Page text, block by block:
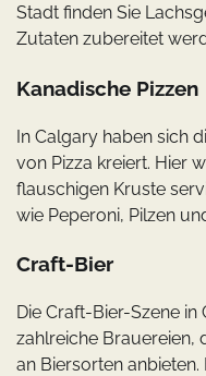
Stadt finden Sie
Zutaten zubereitet
Kanadische Pizzen
In Calgary haben sich
von Pizza kreiert. Hier
flauschigen Kruste
wie Peperoni, Pilzen
Craft-Bier
Die Craft-Bier-Szene
zahlreiche Brauereien,
an Biersorten